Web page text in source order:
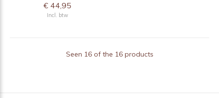
€ 44,95
Incl. btw
Seen 16 of the 16 products